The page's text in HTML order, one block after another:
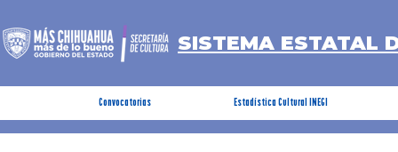
SISTEMA ESTATAL
Convocatorias Estadística Cultural INEGI